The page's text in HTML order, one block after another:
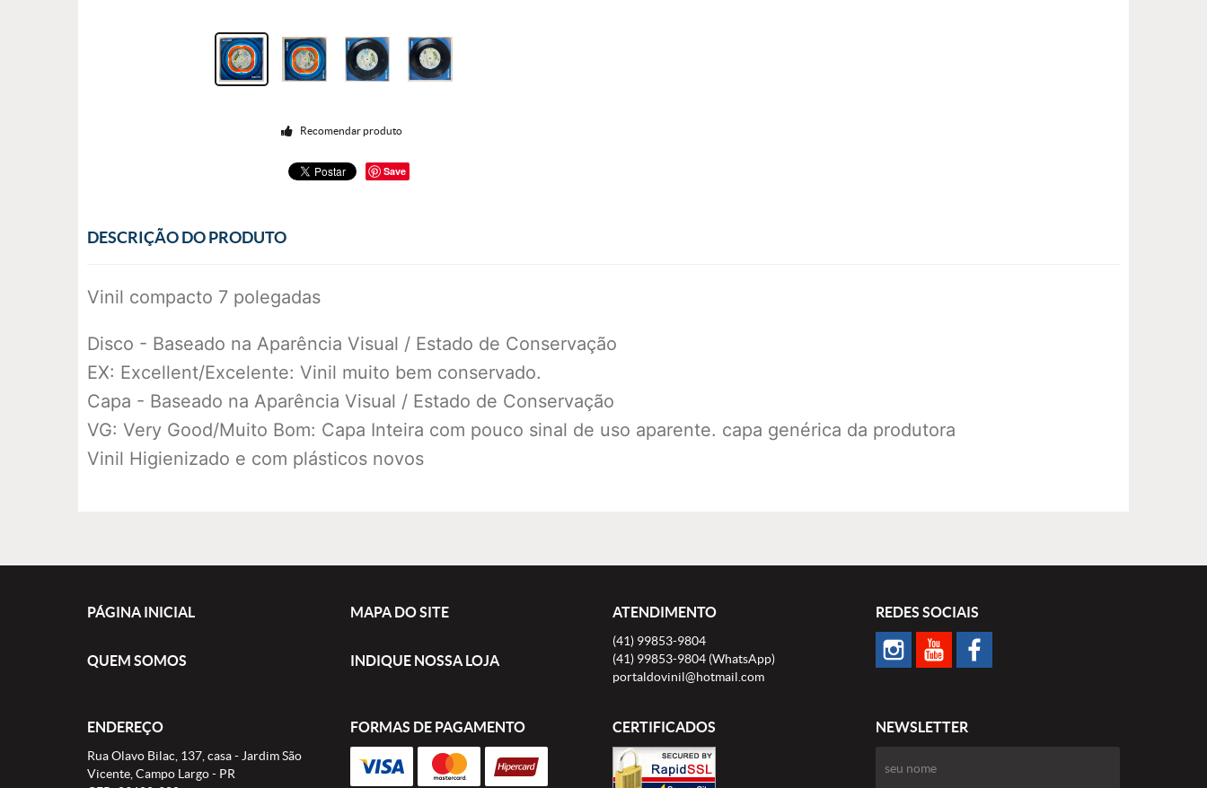
Recomendar produto
Save
DESCRIÇÃO DO PRODUTO
Vinil compacto 7 polegadas
Disco - Baseado na Aparência Visual / Estado de Conservação
EX: Excellent/Excelente: Vinil muito bem conservado.
Capa - Baseado na Aparência Visual / Estado de Conservação
VG: Very Good/Muito Bom: Capa Inteira com pouco sinal de uso aparente. capa genérica da produtora
Vinil Higienizado e com plásticos novos
PÁGINA INICIAL MAPA DO SITE
QUEM SOMOS INDIQUE NOSSA LOJA
ATENDIMENTO
(41) 99853-9804
(41) 99853-9804 (WhatsApp)
portaldovinil@hotmail.com
REDES SOCIAIS
ENDEREÇO
Rua Olavo Bilac, 137, casa- Jardim São
Vicente, Campo Largo- PR
FORMAS DE PAGAMENTO CERTIFICADOS NEWSLETTER